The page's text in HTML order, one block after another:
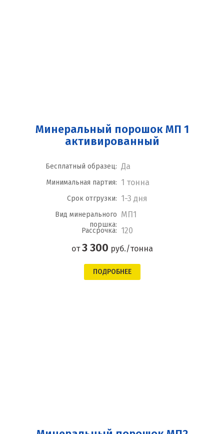
Минеральный порошок МП 1
активированный
Бесплатный образец: Да
Минимальная партия: 1 тонна
Срок отгрузки: 1-3 дня
Вид минерального
поршка:
МП1
Рассрочка: 120
от3 300 руб./тонна
ПОДРОБНЕЕ